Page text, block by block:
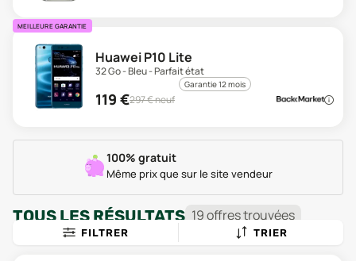
MEILLEURE GARANTIE
Huawei P10 Lite
32 Go - Bleu - Parfait état
Garantie 12 mois
119 €297€ neuf
100% gratuit
Même prix que sur le site vendeur
TOUS LES RÉSULTATS 19offrestrouvées
FILTRER TRIER